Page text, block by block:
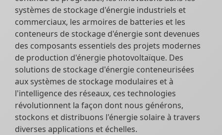
systèmes de stockage d'énergie industriels et
commerciaux, les armoires de batteries et les
conteneurs de stockage d'énergie sont devenues
des composants essentiels des projets modernes
de production d'énergie photovoltaïque. Des
solutions de stockage d'énergie conteneurisées
aux systèmes de stockage modulaires et à
l'intelligence des réseaux, ces technologies
révolutionnent la façon dont nous générons,
stockons et distribuons l'énergie solaire à travers
diverses applications et échelles.